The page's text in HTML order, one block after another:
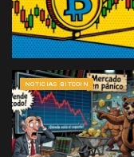
NOTICIAS BITCOIN